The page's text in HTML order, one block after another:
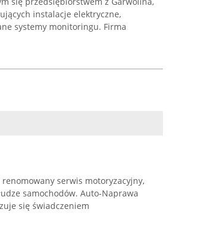
instalacje elektryczne,
systemy monitoringu. Firma
serwis motoryzacyjny,
samochodów. Auto-Naprawa
się świadczeniem